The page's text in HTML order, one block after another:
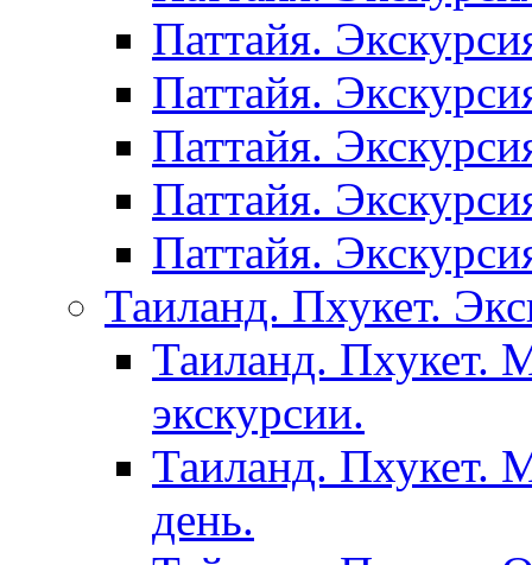
Паттайя.
Паттайя.
Паттайя.
Паттайя.
Паттайя.
Таиланд. Пхукет.
Таиланд. Пхукет.
экскурсии.
Таиланд. Пхукет.
день.